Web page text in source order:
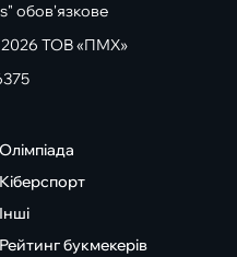
обов'язкове
2026 ТОВ «ПМХ»
Олімпіада
Кіберспорт
Інші
Рейтинг букмекерів